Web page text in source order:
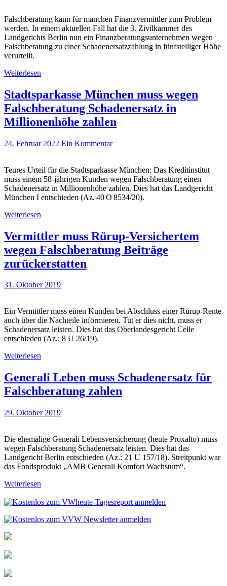
Falschberatung kann für manchen Finanzvermittler zum Problem
werden. In einem aktuellen Fall hat die 3. Zivilkammer des
Landgerichts Berlin nun ein Finanzberatungsunternehmen wegen
Falschberatung zu einer Schadenersatzzahlung in fünfstelliger Höhe
verurteilt.
Weiterlesen
Stadtsparkasse München muss wegen
Falschberatung Schadenersatz in
Millionenhöhe zahlen
24. Februar 2022 Ein Kommentar
Teures Urteil für die Stadtsparkasse München: Das Kreditinstitut
muss einem 58-jährigen Kunden wegen Falschberatung einen
Schadenersatz in Millionenhöhe zahlen. Dies hat das Landgericht
München I entschieden (Az. 40 O 8534/20).
Weiterlesen
Vermittler muss Rürup-Versichertem
wegen Falschberatung Beiträge
zurückerstatten
31. Oktober 2019
Ein Vermittler muss einen Kunden bei Abschluss einer Rürup-Rente
auch über die Nachteile informieren. Tut er dies nicht, muss er
Schadenersatz leisten. Dies hat das Oberlandesgericht Celle
entschieden (Az.: 8 U 26/19).
Weiterlesen
Generali Leben muss Schadenersatz für
Falschberatung zahlen
29. Oktober 2019
Die ehemalige Generali Lebensversicherung (heute Proxalto) muss
wegen Falschberatung Schadenersatz leisten. Dies hat das
Landgericht Berlin entschieden (Az.: 21 U 157/18). Streitpunkt war
das Fondsprodukt „AMB Generali Komfort Wachstum“.
Weiterlesen